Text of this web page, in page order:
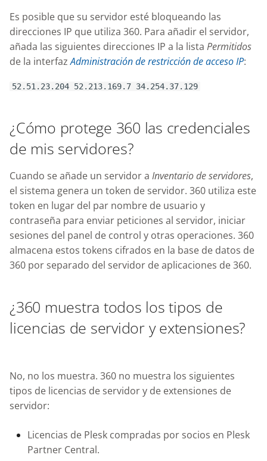
s
e
h
Nixstats users
migration
Es posible que su servidor esté bloqueando las
direcciones IP que utiliza 360. Para añadir el servidor,
añada las siguientes direcciones IP a la lista Permitidos
de la interfazAdministración de restricción de acceso IP:
52.51.23.204 52.213.169.7 34.254.37.129
¿Cómo protege 360 las credenciales
de mis servidores?
Cuando se añade un servidor a Inventario de servidores,
el sistema genera un token de servidor. 360 utiliza este
token en lugar del par nombre de usuario y
contraseña para enviar peticiones al servidor, iniciar
sesiones del panel de control y otras operaciones. 360
almacena estos tokens cifrados en la base de datos de
360 por separado del servidor de aplicaciones de 360.
¿360 muestra todos los tipos de
licencias de servidor y extensiones?
No, no los muestra. 360 no muestra los siguientes
tipos de licencias de servidor y de extensiones de
servidor:
Licencias de Plesk compradas por socios en Plesk
Partner Central.